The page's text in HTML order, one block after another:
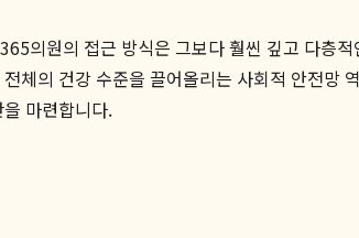
의원의 접근 방식은 그보다 훨씬 깊고 다층
체의 건강 수준을 끌어올리는 사회적 안전망
마련합니다.